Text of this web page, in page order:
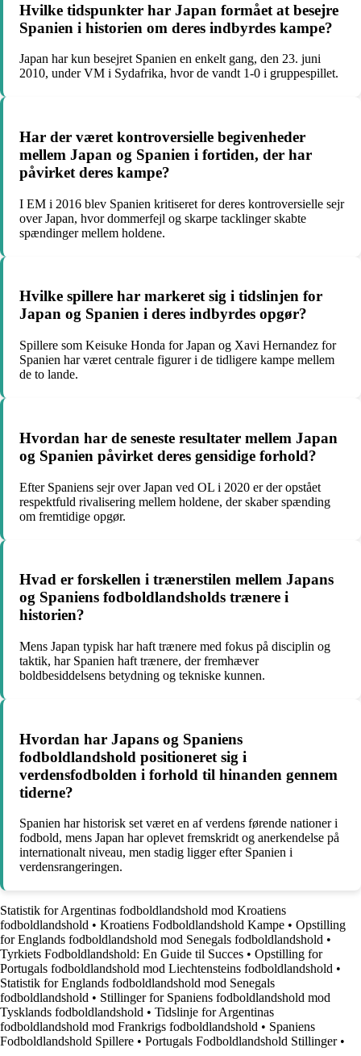
Hvilke tidspunkter har Japan formået at besejre
Spanien i historien om deres indbyrdes kampe?
Japan har kun besejret Spanien en enkelt gang, den 23. juni
2010, under VM i Sydafrika, hvor de vandt 1-0 i gruppespillet.
Har der været kontroversielle begivenheder
mellem Japan og Spanien i fortiden, der har
påvirket deres kampe?
I EM i 2016 blev Spanien kritiseret for deres kontroversielle sejr
over Japan, hvor dommerfejl og skarpe tacklinger skabte
spændinger mellem holdene.
Hvilke spillere har markeret sig i tidslinjen for
Japan og Spanien i deres indbyrdes opgør?
Spillere som Keisuke Honda for Japan og Xavi Hernandez for
Spanien har været centrale figurer i de tidligere kampe mellem
de to lande.
Hvordan har de seneste resultater mellem Japan
og Spanien påvirket deres gensidige forhold?
Efter Spaniens sejr over Japan ved OL i 2020 er der opstået
respektfuld rivalisering mellem holdene, der skaber spænding
om fremtidige opgør.
Hvad er forskellen i trænerstilen mellem Japans
og Spaniens fodboldlandsholds trænere i
historien?
Mens Japan typisk har haft trænere med fokus på disciplin og
taktik, har Spanien haft trænere, der fremhæver
boldbesiddelsens betydning og tekniske kunnen.
Hvordan har Japans og Spaniens
fodboldlandshold positioneret sig i
verdensfodbolden i forhold til hinanden gennem
tiderne?
Spanien har historisk set været en af verdens førende nationer i
fodbold, mens Japan har oplevet fremskridt og anerkendelse på
internationalt niveau, men stadig ligger efter Spanien i
verdensrangeringen.
Statistik for Argentinas fodboldlandshold mod Kroatiens
fodboldlandshold • Kroatiens Fodboldlandshold Kampe • Opstilling
for Englands fodboldlandshold mod Senegals fodboldlandshold •
Tyrkiets Fodboldlandshold: En Guide til Succes • Opstilling for
Portugals fodboldlandshold mod Liechtensteins fodboldlandshold •
Statistik for Englands fodboldlandshold mod Senegals
fodboldlandshold • Stillinger for Spaniens fodboldlandshold mod
Tysklands fodboldlandshold • Tidslinje for Argentinas
fodboldlandshold mod Frankrigs fodboldlandshold • Spaniens
Fodboldlandshold Spillere • Portugals Fodboldlandshold Stillinger•